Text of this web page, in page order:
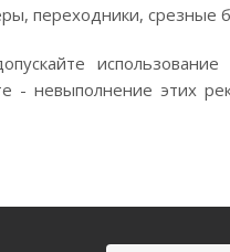
переходники, срезные
- невыполнение этих